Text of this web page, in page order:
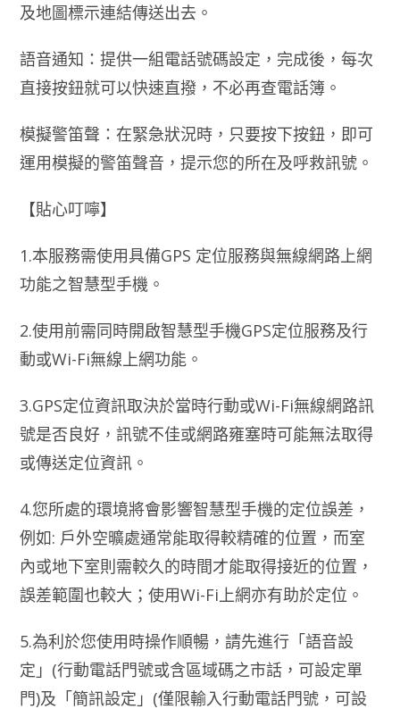
及地圖標示連結傳送出去。
語音通知：提供一組電話號碼設定，完成後，每次
直接按鈕就可以快速直撥，不必再查電話簿。
模擬警笛聲：在緊急狀況時，只要按下按鈕，即可
運用模擬的警笛聲音，提示您的所在及呼救訊號。
【貼心叮嚀】
1.本服務需使用具備GPS 定位服務與無線網路上網
功能之智慧型手機。
2.使用前需同時開啟智慧型手機GPS定位服務及行
動或Wi-Fi無線上網功能。
3.GPS定位資訊取決於當時行動或Wi-Fi無線網路訊
號是否良好，訊號不佳或網路雍塞時可能無法取得
或傳送定位資訊。
4.您所處的環境將會影響智慧型手機的定位誤差，
例如: 戶外空曠處通常能取得較精確的位置，而室
內或地下室則需較久的時間才能取得接近的位置，
誤差範圍也較大；使用Wi-Fi上網亦有助於定位。
5.為利於您使用時操作順暢，請先進行「語音設
定」(行動電話門號或含區域碼之市話，可設定單
門)及「簡訊設定」(僅限輸入行動電話門號，可設